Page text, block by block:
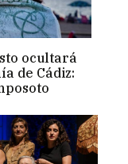
ocultará
de Cádiz: